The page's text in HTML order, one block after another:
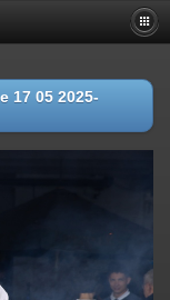
17 05 2025-